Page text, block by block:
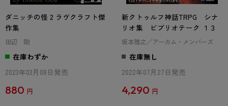
ダニッチの怪 2 ラヴクラフト傑
作集
田辺 剛
在庫わずか
2023年03月08日発売
880 円
新クトゥルフ神話TRPG シナ
リオ集 ビブリオテーク １３
坂本雅之／アーカム・メンバーズ
在庫無し
2022年07月27日発売
4,290 円